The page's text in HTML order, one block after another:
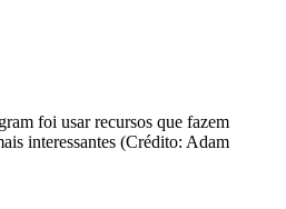
foi usar recursos que fazem
interessantes (Crédito: Adam